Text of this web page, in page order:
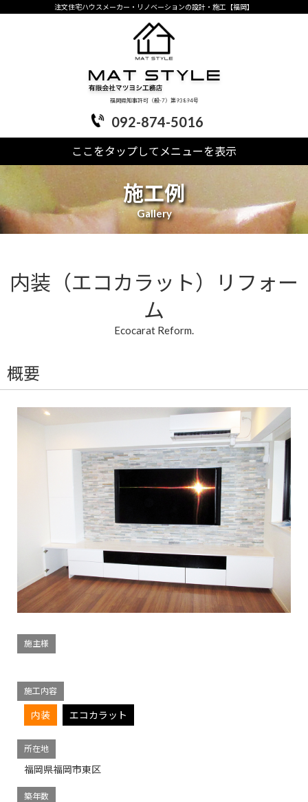
注文住宅ハウスメーカー・リノベーションの設計・施工【福岡】
福岡県知事許可（般-7）第93894号
092-874-5016
ここをタップしてメニューを表示
施工例
Gallery
内装（エコカラット）リフォー
ム
Ecocarat Reform.
概要
施主様
施工内容
内装 エコカラット
所在地
福岡県福岡市東区
築年数